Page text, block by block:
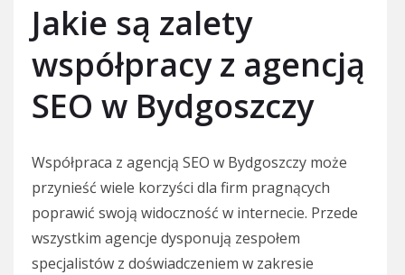
Jakie są zalety
współpracy z agencją
SEO w Bydgoszczy
Współpraca z agencją SEO w Bydgoszczy może
przynieść wiele korzyści dla firm pragnących
poprawić swoją widoczność w internecie. Przede
wszystkim agencje dysponują zespołem
specjalistów z doświadczeniem w zakresie